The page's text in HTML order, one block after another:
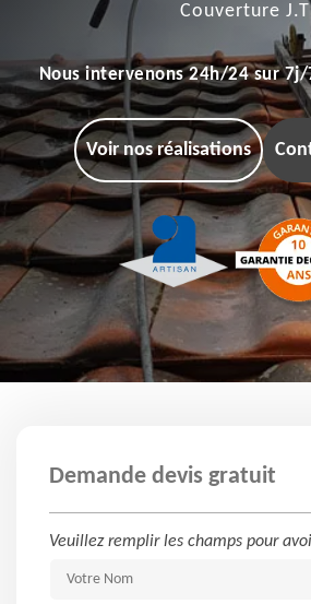
Couverture J.T
Nous intervenons 24h/24 sur 7j/
Voir nos réalisations
Demande devis gratuit
Veuillez remplir les champs pour